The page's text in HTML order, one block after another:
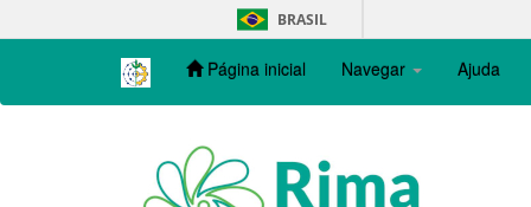
navigation
BRASIL
Página inicial Navegar Ajuda